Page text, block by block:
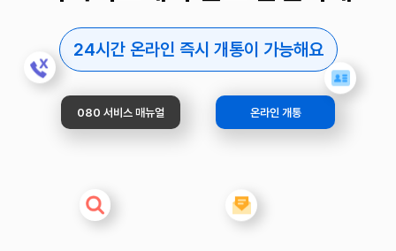
24시간 온라인 즉시 개통이 가능해요
080 서비스 매뉴얼 온라인 개통